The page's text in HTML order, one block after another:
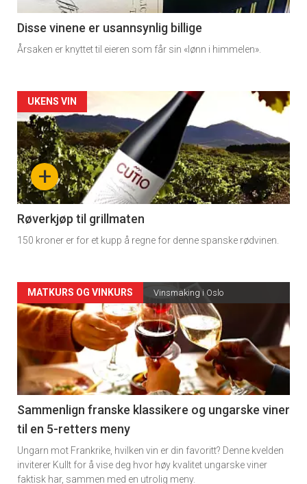
3
Disse vinene er usannsynlig billige
Årsaken er knyttet til eieren som får sin «lønn i himmelen».
Forsiden
akkurat
nå
-
4
+
UKENS VIN
Røverkjøp til grillmaten
150 kroner er for et kupp å regne for denne spanske rødvinen.
Forsiden
akkurat
nå
-
5
MATKURS OG VINKURS Vinsmaking i Oslo
Sammenlign franske klassikere og ungarske viner
til en 5-retters meny
Ungarn mot Frankrike, hvilken vin er din favoritt? Denne kvelden
inviterer Kullt for å vise deg hvor høy kvalitet ungarske viner
faktisk har, sammen med en utrolig meny.